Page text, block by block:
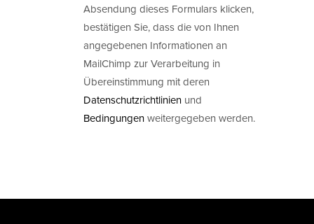
Absendung dieses Formulars klicken,
bestätigen Sie, dass die von Ihnen
angegebenen Informationen an
MailChimp zur Verarbeitung in
Übereinstimmung mit deren
Datenschutzrichtlinien und
Bedingungenweitergegeben werden.